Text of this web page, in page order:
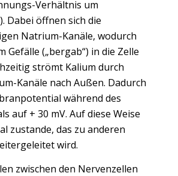
Verhältnis um
Dabei öffnen sich die
Natrium-Kanäle, wodurch
Gefälle („bergab“) in die Zelle
strömt Kalium durch
Kanäle nach Außen. Dadurch
während des
auf + 30 mV. Auf diese Weise
zustande, das zu anderen
wird.
zwischen den Nervenzellen